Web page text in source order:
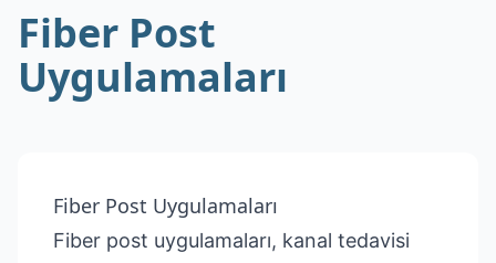
Fiber Post
Uygulamaları
Fiber Post Uygulamaları
Fiber post uygulamaları, kanal tedavisi